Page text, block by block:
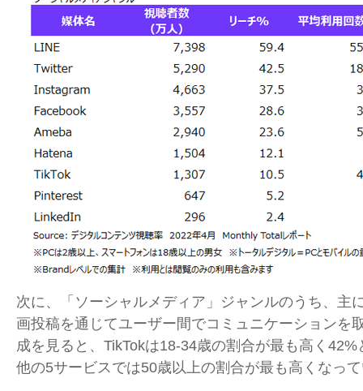
次に、「ソーシャルメディア」ジャンルのうち、主
画投稿を通じてユーザー間でコミュニケーションを
成を見ると、 TikTokは18-34歳の割合が最も高く 42%
他の5サービスでは50歳以上の割合が最も高くなっ